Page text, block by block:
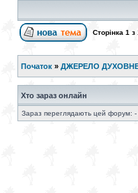
Сторінка 1 з
Початок » ДЖЕРЕЛО
Хто зараз онлайн
Зараз переглядають цей форум: - і